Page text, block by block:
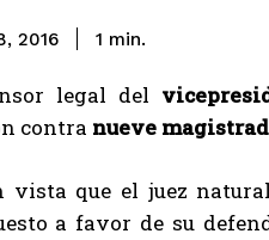
2016 1 min.
legal del
contra nueve
vista que el juez
a favor de su